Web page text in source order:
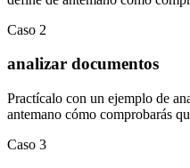
Caso 2
analizar documentos
Practícalo con un ejemplo de
antemano cómo comprobarás
Caso 3